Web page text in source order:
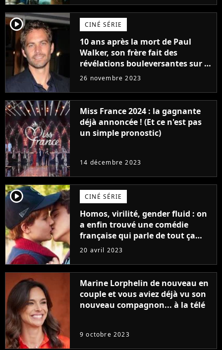
player2 CINÉ SÉRIE
10 ans après la mort de Paul
Walker, son frère fait des
révélations bouleversantes sur la
réaction des acteurs de Fast and
26 novembre 2023
Miss France 2024 : la gagnante
déjà annoncée ! (Et ce n'est pas
un simple pronostic)
14 décembre 2023
player2 CINÉ SÉRIE
Homos, virilité, gender fluid : on
a enfin trouvé une comédie
française qui parle de tout ça
sans être super ringarde
20 avril 2023
Marine Lorphelin de nouveau en
couple et vous aviez déjà vu son
nouveau compagnon... à la télé
9 octobre 2023